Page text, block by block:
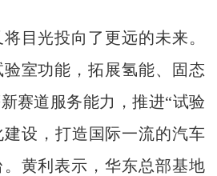
光投向了更远的未来。
室功能，拓展氢能、固态
赛道服务能力，推进“试验
设，打造国际一流的汽车
黄利表示，华东总部基地